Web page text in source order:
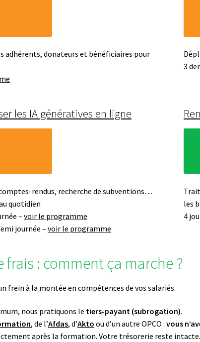
adhérents, donateurs et bénéficiaires pour
3
les IA génératives en ligne
rendus, recherche de subventions…
quotidien
–voir le programme
journée –voir le programme
les
4
frais : comment ça marche ?
frein à la montée en compétences de vos salariés.
nous pratiquons le tiers-payant (subrogation).
, de l’Afdas, d’Akto ou d’un autre OPCO :vous
après la formation. Votre trésorerie reste intacte.